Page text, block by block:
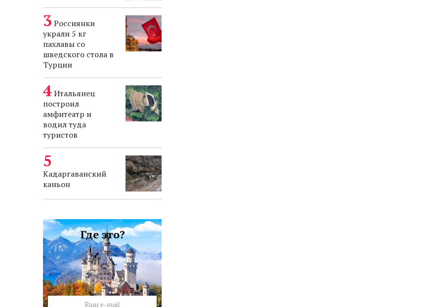
Россиянки
украли 5 кг
пахлавы со
шведского стола в
Турции
Итальянец
построил
амфитеатр и
водил туда
туристов
Кадаргаванский
каньон
Где это?